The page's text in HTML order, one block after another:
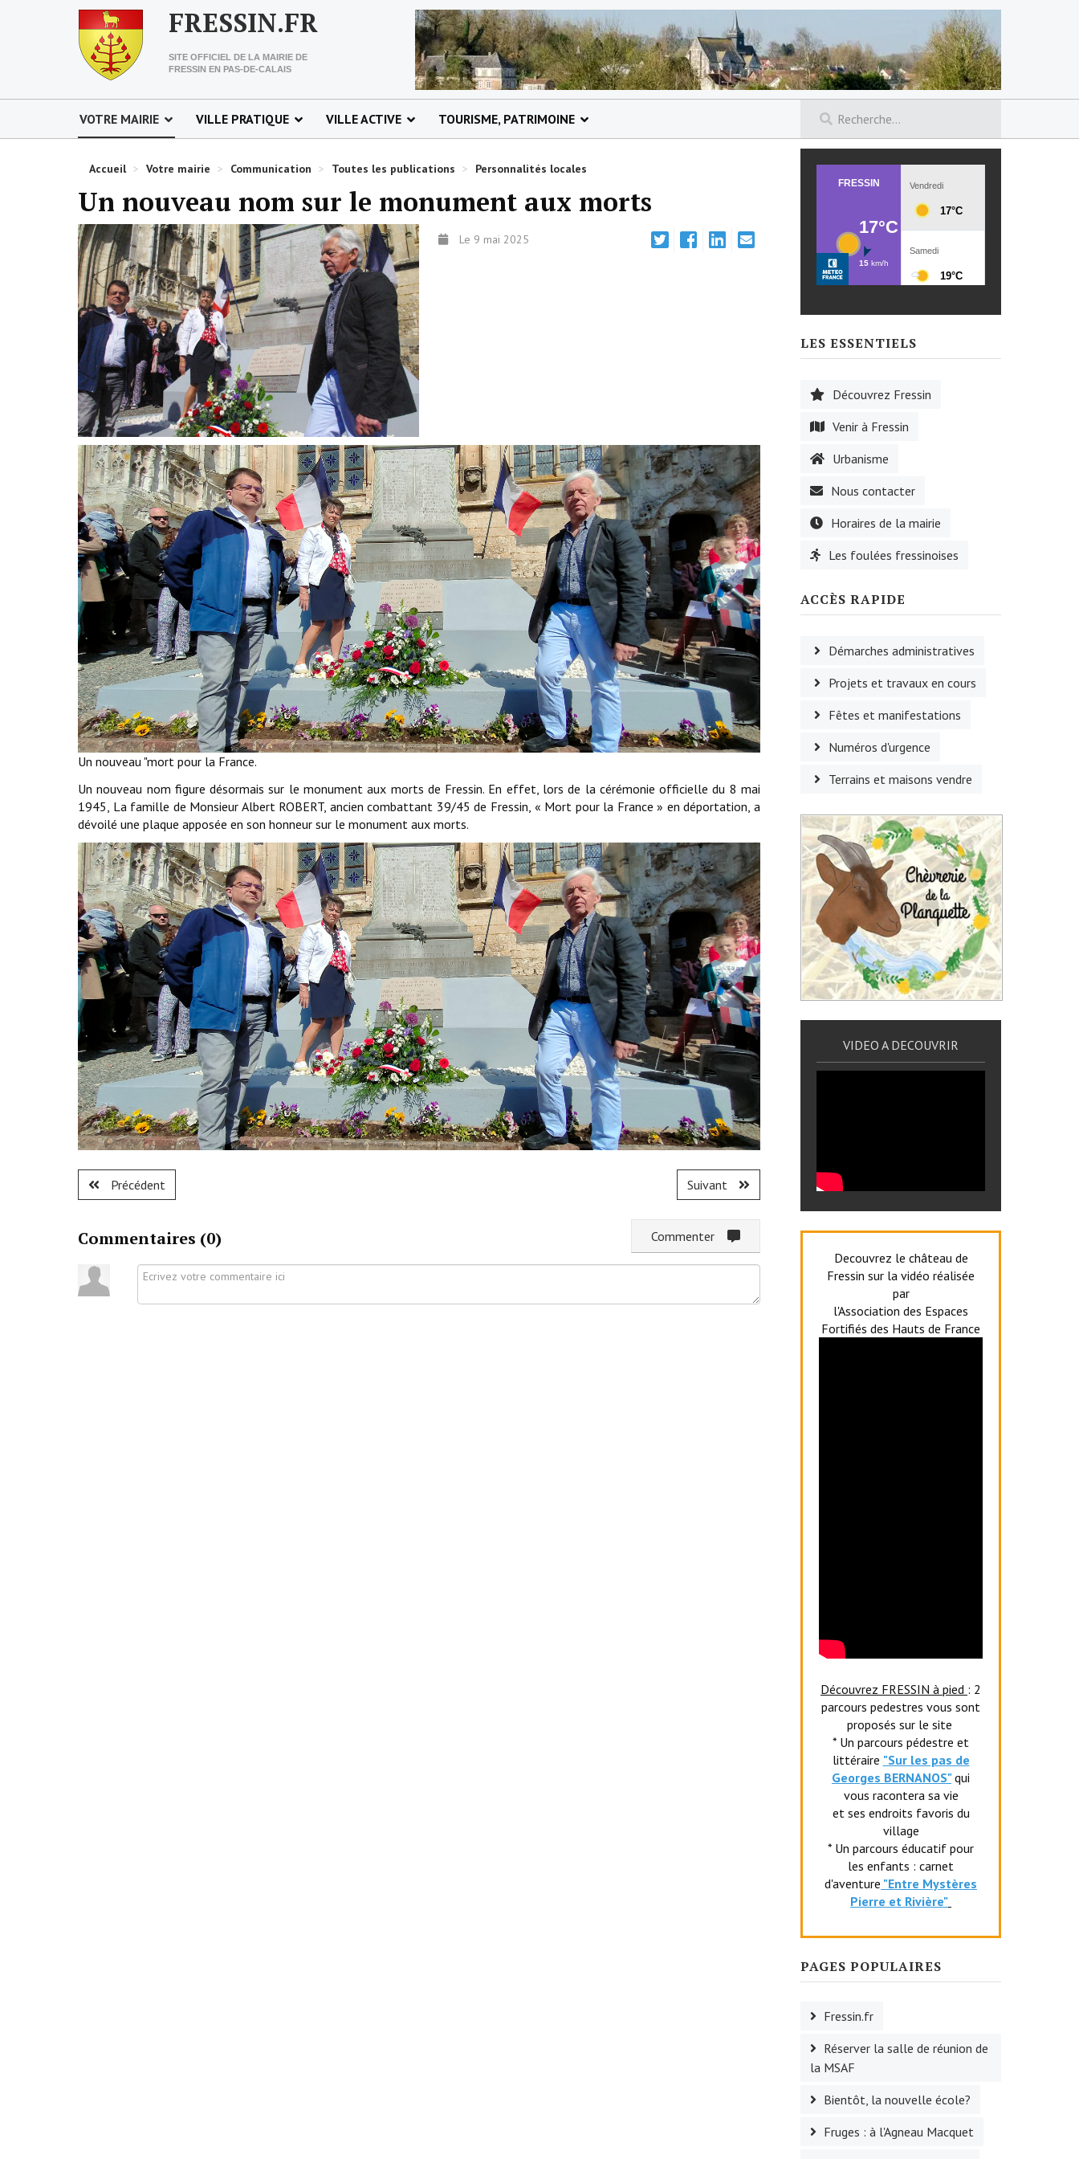
FRESSIN.FR
SITE OFFICIEL DE LA MAIRIE DE
FRESSIN EN PAS-DE-CALAIS
VOTRE MAIRIE VILLE PRATIQUE VILLE ACTIVE TOURISME, PATRIMOINE
Accueil > Votre mairie > Communication > Toutes les publications > Personnalités locales
Un nouveau nom sur le monument aux morts
Le 9 mai 2025
Un nouveau "mort pour la France.
Un nouveau nom figure désormais sur le monument aux morts de Fressin. En effet, lors de la cérémonie officielle du 8 mai
1945, La famille de Monsieur Albert ROBERT, ancien combattant 39/45 de Fressin, « Mort pour la France » en déportation, a
dévoilé une plaque apposée en son honneur sur le monument aux morts.
Précédent Suivant
Commentaires (0)
LES ESSENTIELS
Découvrez Fressin
Venir à Fressin
Urbanisme
Nous contacter
Horaires de la mairie
Les foulées fressinoises
ACCÈS RAPIDE
Démarches administratives
Projets et travaux en cours
Fêtes et manifestations
Numéros d'urgence
Terrains et maisons vendre
VIDEO A DECOUVRIR
Decouvrez le château de
Fressin sur la vidéo réalisée
par
l'Association des Espaces
Fortifiés des Hauts de France
Découvrez FRESSIN à pied : 2
parcours pedestres vous sont
proposés sur le site
* Un parcours pédestre et
littéraire "Sur les pas de
Georges BERNANOS" qui
vous racontera sa vie
et ses endroits favoris du
village
* Un parcours éducatif pour
les enfants : carnet
d'aventure "Entre Mystères
Pierre et Rivière"
PAGES POPULAIRES
Fressin.fr
Réserver la salle de réunion de
la MSAF
Bientôt, la nouvelle école?
Fruges : à l'Agneau Macquet